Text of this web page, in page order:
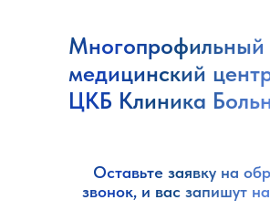
Многопрофильный
медицинский
ЦКБ Клиника
Оставьте заявку на
звонок, и вас запишут